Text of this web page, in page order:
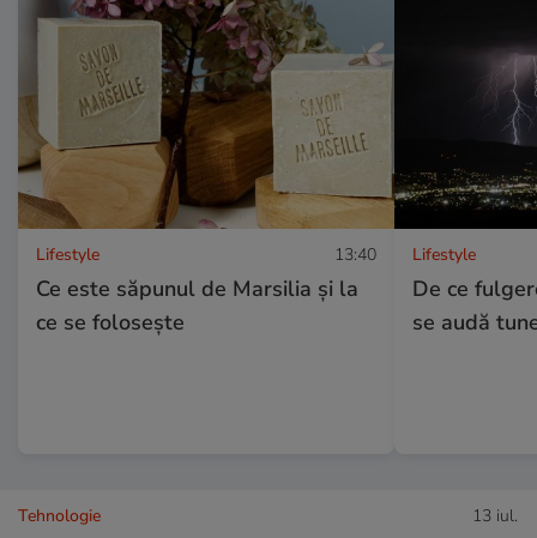
Lifestyle 13:40
Ce este săpunul de Marsilia și la
ce se folosește
Lifestyle
De ce
se audă
Tehnologie 13 iul.